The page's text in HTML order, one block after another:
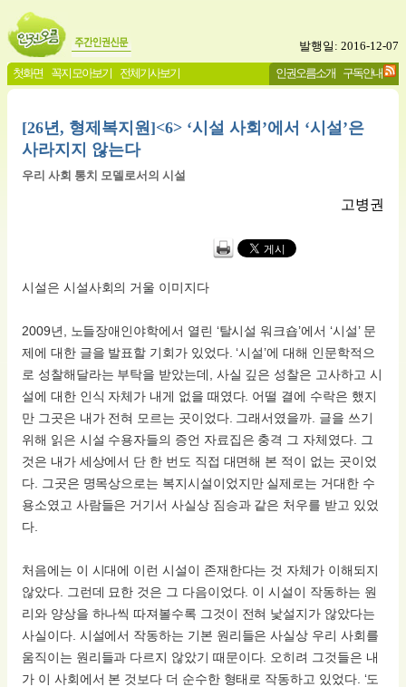
발행일: 2016-12-07
첫화면 꼭지 모아보기 전체기사보기 인권오름소개 구독안내
[26년, 형제복지원]<6> ‘시설 사회’에서 ‘시설’은
사라지지 않는다
우리 사회 통치 모델로서의 시설
고병권
시설은 시설사회의 거울 이미지다
2009년, 노들장애인야학에서 열린 ‘탈시설 워크숍’에서 ‘시설’ 문
제에 대한 글을 발표할 기회가 있었다. ‘시설’에 대해 인문학적으
로 성찰해달라는 부탁을 받았는데, 사실 깊은 성찰은 고사하고 시
설에 대한 인식 자체가 내게 없을 때였다. 어떨 결에 수락은 했지
만 그곳은 내가 전혀 모르는 곳이었다. 그래서였을까. 글을 쓰기
위해 읽은 시설 수용자들의 증언 자료집은 충격 그 자체였다. 그
것은 내가 세상에서 단 한 번도 직접 대면해 본 적이 없는 곳이었
다. 그곳은 명목상으로는 복지시설이었지만 실제로는 거대한 수
용소였고 사람들은 거기서 사실상 짐승과 같은 처우를 받고 있었
다.
처음에는 이 시대에 이런 시설이 존재한다는 것 자체가 이해되지
않았다. 그런데 묘한 것은 그 다음이었다. 이 시설이 작동하는 원
리와 양상을 하나씩 따져볼수록 그것이 전혀 낯설지가 않았다는
사실이다. 시설에서 작동하는 기본 원리들은 사실상 우리 사회를
움직이는 원리들과 다르지 않았기 때문이다. 오히려 그것들은 내
가 이 사회에서 본 것보다 더 순수한 형태로 작동하고 있었다. ‘도